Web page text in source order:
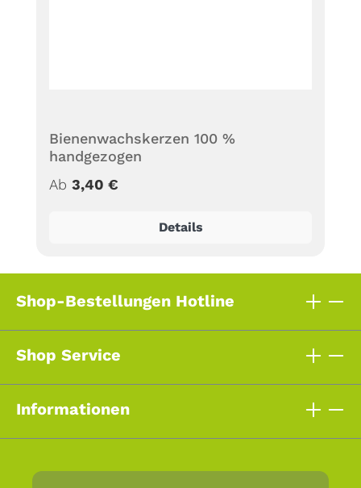
Bienenwachskerzen 100 %
handgezogen
Regulärer Preis:
Ab 3,40 €
Details
Shop-Bestellungen Hotline
Shop Service
Informationen